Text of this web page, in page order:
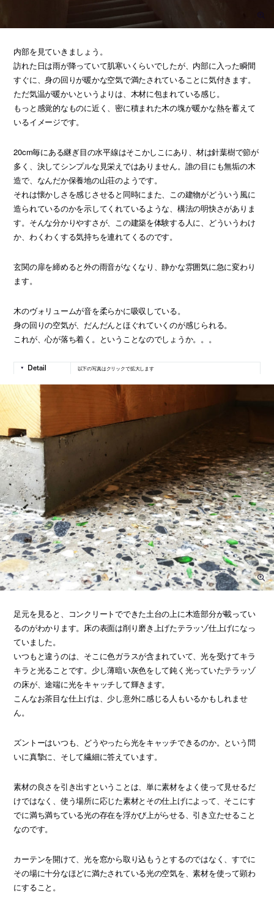
内部を見ていきましょう。
訪れた日は雨が降っていて肌寒いくらいでしたが、内部に入った瞬間
すぐに、身の回りが暖かな空気で満たされていることに気付きます。
ただ気温が暖かいというよりは、木材に包まれている感じ。
もっと感覚的なものに近く、密に積まれた木の塊が暖かな熱を蓄えて
いるイメージです。
20cm毎にある継ぎ目の水平線はそこかしこにあり、材は針葉樹で節が
多く、決してシンプルな見栄えではありません。誰の目にも無垢の木
造で、なんだか保養地の山荘のようです。
それは懐かしさを感じさせると同時にまた、この建物がどういう風に
造られているのかを示してくれているような、構法の明快さがありま
す。そんな分かりやすさが、この建築を体験する人に、どういうわけ
か、わくわくする気持ちを連れてくるのです。
玄関の扉を締めると外の雨音がなくなり、静かな雰囲気に急に変わり
ます。
木のヴォリュームが音を柔らかに吸収している。
身の回りの空気が、だんだんとほぐれていくのが感じられる。
これが、心が落ち着く。ということなのでしょうか。。。
以下の写真はクリックで拡大します
足元を見ると、コンクリートでできた土台の上に木造部分が載ってい
るのがわかります。床の表面は削り磨き上げたテラッゾ仕上げになっ
ていました。
いつもと違うのは、そこに色ガラスが含まれていて、光を受けてキラ
キラと光ることです。少し薄暗い灰色をして鈍く光っていたテラッゾ
の床が、途端に光をキャッチして輝きます。
こんなお茶目な仕上げは、少し意外に感じる人もいるかもしれませ
ん。
ズントーはいつも、どうやったら光をキャッチできるのか。という問
いに真摯に、そして繊細に答えています。
素材の良さを引き出すということは、単に素材をよく使って見せるだ
けではなく、使う場所に応じた素材とその仕上げによって、そこにす
でに満ち満ちている光の存在を浮かび上がらせる、引き立たせること
なのです。
カーテンを開けて、光を窓から取り込もうとするのではなく、すでに
その場に十分なほどに満たされている光の空気を、素材を使って顕わ
にすること。